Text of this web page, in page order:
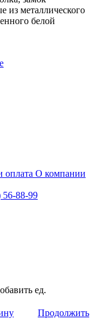
из металлического
белой
оплата О компании
56-88-99
ед.
Продолжить